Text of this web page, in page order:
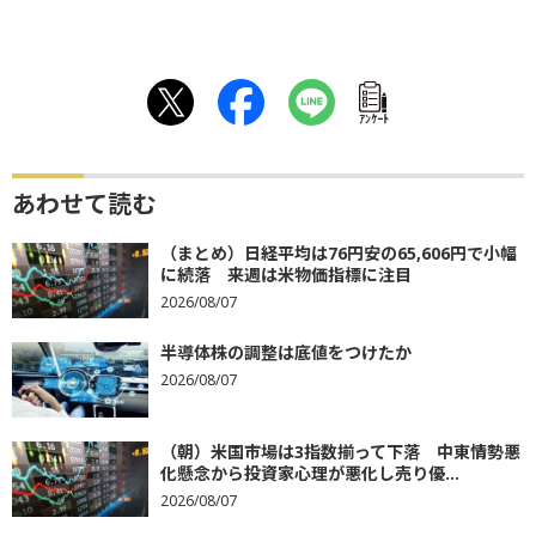
ｱﾝｹｰﾄ
あわせて読む
（まとめ）日経平均は76円安の65,606円で小幅
に続落 来週は米物価指標に注目
2026/08/07
半導体株の調整は底値をつけたか
2026/08/07
（朝）米国市場は3指数揃って下落 中東情勢悪
化懸念から投資家心理が悪化し売り優...
2026/08/07